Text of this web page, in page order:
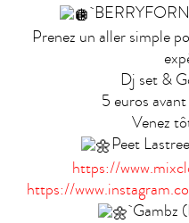
Prenez un aller simple
Dj set &
5 euros
Venez
Peet
https://
https://
Gambz